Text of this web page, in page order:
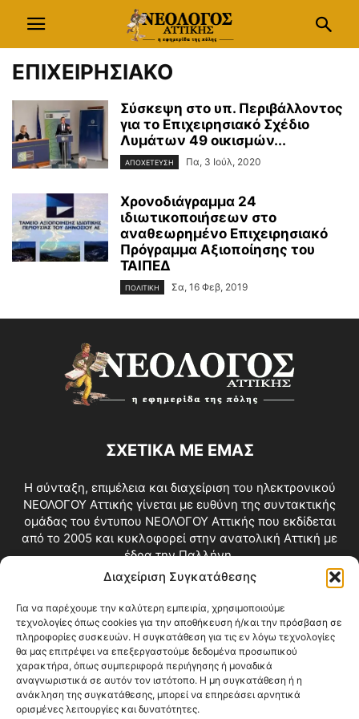
Διαχείριση Συγκατάθεσης
Για να παρέχουμε την καλύτερη εμπειρία, χρησιμοποιούμε
τεχνολογίες όπως cookies για την αποθήκευση ή/και την πρόσβαση σε
πληροφορίες συσκευών. Η συγκατάθεση για τις εν λόγω τεχνολογίες
θα μας επιτρέψει να επεξεργαστούμε δεδομένα προσωπικού
χαρακτήρα, όπως συμπεριφορά περιήγησης ή μοναδικά
αναγνωριστικά σε αυτόν τον ιστότοπο. Η μη συγκατάθεση ή η
ανάκληση της συγκατάθεσης, μπορεί να επηρεάσει αρνητικά
ορισμένες λειτουργίες και δυνατότητες.
ΕΠΙΧΕΙΡΗΣΙΑΚΟ
Σύσκεψη στο υπ. Περιβάλλοντος
για το Επιχειρησιακό Σχέδιο
Λυμάτων 49 οικισμών...
ΑΠΟΧΕΤΕΥΣΗ Πα, 3 Ιούλ, 2020
Χρονοδιάγραμμα 24
ιδιωτικοποιήσεων στο
αναθεωρημένο Επιχειρησιακό
Πρόγραμμα Αξιοποίησης του
ΤΑΙΠΕΔ
ΠΟΛΙΤΙΚΗ Σα, 16 Φεβ, 2019
ΣΧΕΤΙΚΑ ΜΕ ΕΜΑΣ
Η σύνταξη, επιμέλεια και διαχείριση του ηλεκτρονικού
ΝΕΟΛΟΓΟΥ Αττικής γίνεται με ευθύνη της συντακτικής
ομάδας του έντυπου ΝΕΟΛΟΓΟΥ Αττικής που εκδίδεται
από το 2005 και κυκλοφορεί στην ανατολική Αττική με
έδρα την Παλλήνη.
Επικοινωνία:info@neologosattikis.gr
ΑΚΟΛΟΥΘΗΣΕ ΜΑΣ